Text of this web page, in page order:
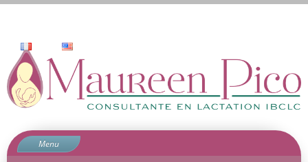
Menu